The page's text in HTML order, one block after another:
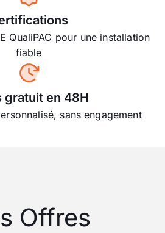
QualiPAC pour une installation
fiable
gratuit en 48H
sans engagement
Offres